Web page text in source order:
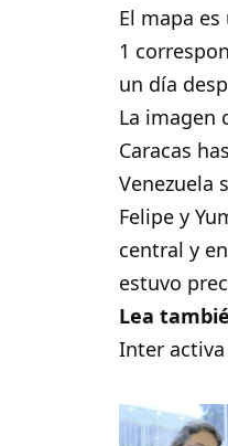
El mapa
1
un día
La imagen
Caracas
Venezuela
Felipe y
central y
estuvo
Lea
Inter